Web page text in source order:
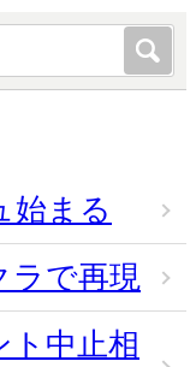
始まる
ラで再現
ト中止相